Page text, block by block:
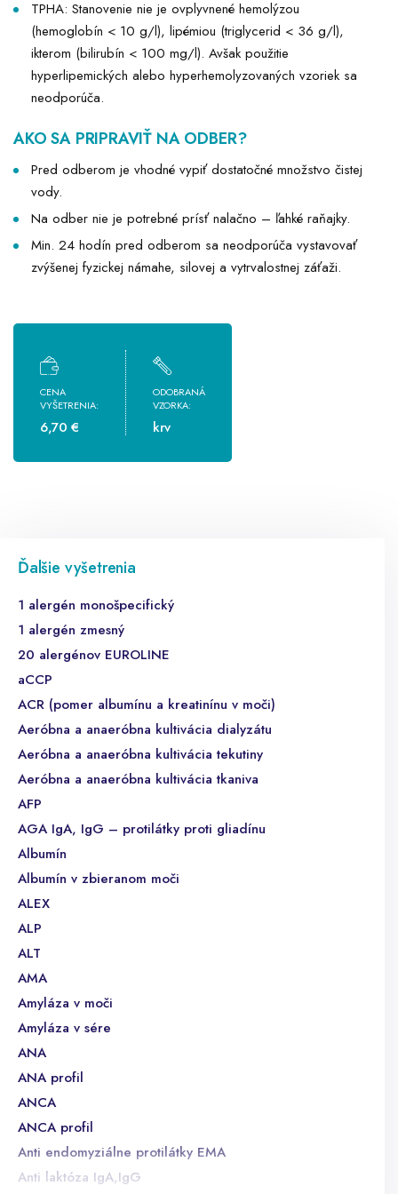
TPHA: Stanovenie nie je ovplyvnené hemolýzou
(hemoglobín < 10 g/l), lipémiou (triglycerid < 36 g/l),
ikterom (bilirubín < 100 mg/l). Avšak použitie
hyperlipemických alebo hyperhemolyzovaných vzoriek sa
neodporúča.
AKO SA PRIPRAVIŤ NA ODBER?
Pred odberom je vhodné vypiť dostatočné množstvo čistej
vody.
Na odber nie je potrebné prísť nalačno – ľahké raňajky.
Min. 24 hodín pred odberom sa neodporúča vystavovať
zvýšenej fyzickej námahe, silovej a vytrvalostnej záťaži.
CENA
VYŠETRENIA:
6,70 €
ODOBRANÁ
VZORKA:
krv
Ďalšie vyšetrenia
1 alergén monošpecifický
1 alergén zmesný
20 alergénov EUROLINE
aCCP
ACR (pomer albumínu a kreatinínu v moči)
Aeróbna a anaeróbna kultivácia dialyzátu
Aeróbna a anaeróbna kultivácia tekutiny
Aeróbna a anaeróbna kultivácia tkaniva
AFP
AGA IgA, IgG – protilátky proti gliadínu
Albumín
Albumín v zbieranom moči
ALEX
ALP
ALT
AMA
Amyláza v moči
Amyláza v sére
ANA
ANA profil
ANCA
ANCA profil
Anti endomyziálne protilátky EMA
Anti laktóza IgA,IgG